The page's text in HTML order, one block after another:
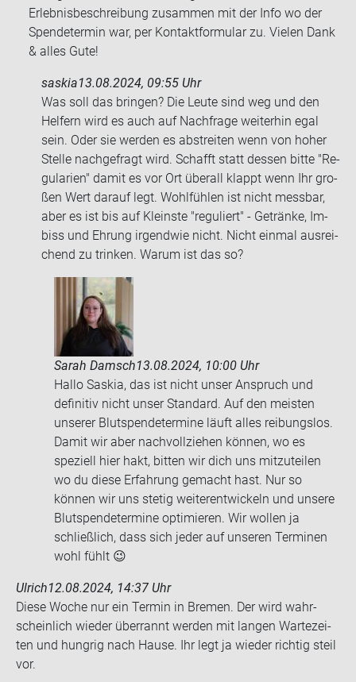
Erlebnisbeschreibung zusammen mit der Info wo der
Spendetermin war, per Kontaktformular zu. Vielen Dank
& alles Gute!
saskia13.08.2024, 09:55 Uhr
Was soll das brin­gen? Die Leute sind weg und den
Hel­fern wird es auch auf Nach­fra­ge wei­ter­hin egal
sein. Oder sie wer­den es ab­strei­ten wenn von hoher
Stel­le nach­ge­fragt wird. Schafft statt des­sen bitte "Re­
gu­la­ri­en" damit es vor Ort über­all klappt wenn Ihr gro­
ßen Wert dar­auf legt. Wohl­füh­len ist nicht mess­bar,
aber es ist bis auf Kleins­te "re­gu­liert" - Ge­trän­ke, Im­
biss und Eh­rung ir­gend­wie nicht. Nicht ein­mal aus­rei­
chend zu trin­ken. Warum ist das so?
Sarah Damsch13.08.2024, 10:00 Uhr
Hallo Saskia, das ist nicht unser Anspruch und
definitiv nicht unser Standard. Auf den meisten
unserer Blutspendetermine läuft alles reibungslos.
Damit wir aber nachvollziehen können, wo es
speziell hier hakt, bitten wir dich uns mitzuteilen
wo du diese Erfahrung gemacht hast. Nur so
können wir uns stetig weiterentwickeln und unsere
Blutspendetermine optimieren. Wir wollen ja
schließlich, dass sich jeder auf unseren Terminen
wohl fühlt 😉
Ulrich12.08.2024, 14:37 Uhr
Diese Woche nur ein Ter­min in Bre­men. Der wird wahr­
schein­lich wie­der über­rannt wer­den mit lan­gen War­te­zei­
ten und hung­rig nach Hause. Ihr legt ja wie­der rich­tig steil
vor.